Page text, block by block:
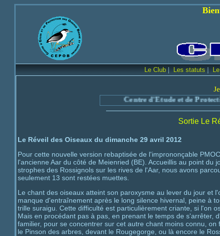
Bienvenue sur le
Le Club | Les statuts |
Centre d'Etude et de Protection
Sortie Le
Le Réveil des Oiseaux du dimanche 29 avril 2012
Pour cette nouvelle version rebaptisée de l'imprononçable
l'ancienne Aar du côté de Meienried (BE). Accueillis au point
strophes des Rossignols sur les rives de l'Aar, nous avons
seulement 13 sont restées muettes.
Le chant des oiseaux atteint son paroxysme au lever du jour et
manque d'entraînement après le long silence hivernal, peine à
trille suraigu. Cette difficulté est particulièrement criante, si l'on
Mais en procédant pas à pas, en prenant le temps de s'arrêter,
familier, pour se concentrer sur cet autre chant moins connu,
le Pinson des arbres, devant le Rougegorge, ou là encore le